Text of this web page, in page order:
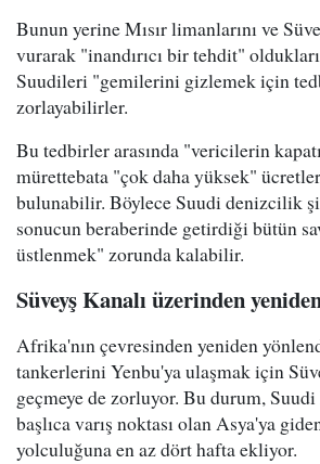
Bunun yerine Mısır limanlarını ve
vurarak "inandırıcı bir tehdit"
Suudileri "gemilerini gizlemek için
zorlayabilirler.
Bu tedbirler arasında "vericilerin
mürettebata "çok daha yüksek"
bulunabilir. Böylece Suudi denizcilik
sonucun beraberinde getirdiği bütün
üstlenmek" zorunda kalabilir.
Süveyş Kanalı üzerinden
Afrika'nın çevresinden yeniden
tankerlerini Yenbu'ya ulaşmak için
geçmeye de zorluyor. Bu durum,
başlıca varış noktası olan Asya'ya
yolculuğuna en az dört hafta ekliyor.